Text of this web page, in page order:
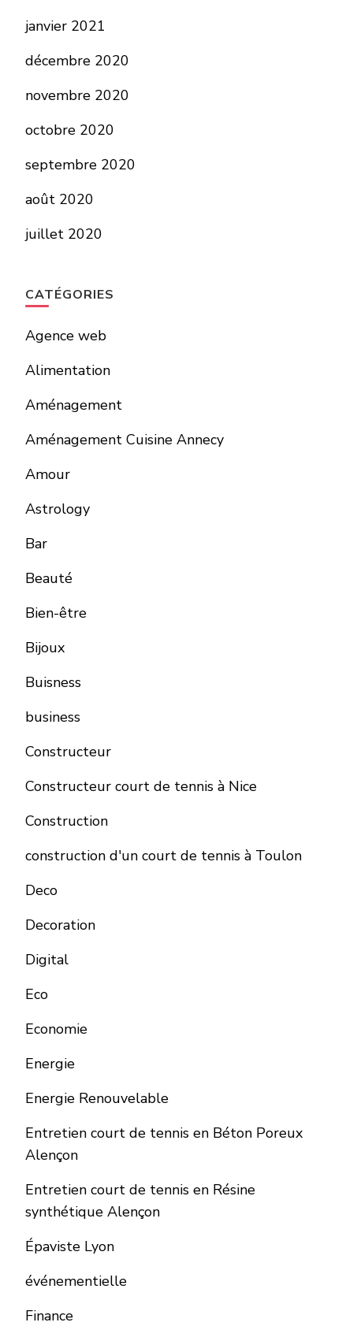
janvier 2021
décembre 2020
novembre 2020
octobre 2020
septembre 2020
août 2020
juillet 2020
CATÉGORIES
Agence web
Alimentation
Aménagement
Aménagement Cuisine Annecy
Amour
Astrology
Bar
Beauté
Bien-être
Bijoux
Buisness
business
Constructeur
Constructeur court de tennis à Nice
Construction
construction d'un court de tennis à Toulon
Deco
Decoration
Digital
Eco
Economie
Energie
Energie Renouvelable
Entretien court de tennis en Béton Poreux
Alençon
Entretien court de tennis en Résine
synthétique Alençon
Épaviste Lyon
événementielle
Finance